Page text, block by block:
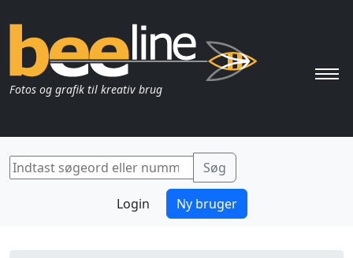
Fotos og grafik til kreativ brug
Login Ny bruger